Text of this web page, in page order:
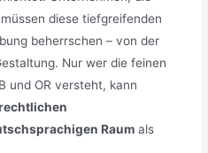
diese tiefgreifenden
beherrschen – von der
Nur wer die feinen
und OR versteht, kann
Raum als